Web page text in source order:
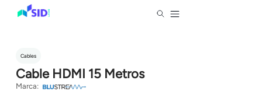
Cables
Cable HDMI 15 Metros
Marca: